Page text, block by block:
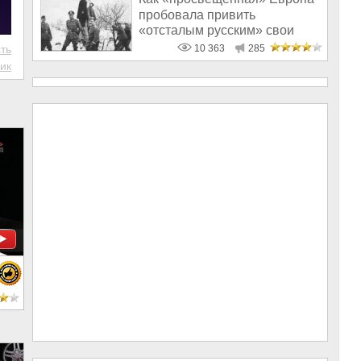
пробовала привить
«отсталым русским» свои
ценности. 18+
10 363 285